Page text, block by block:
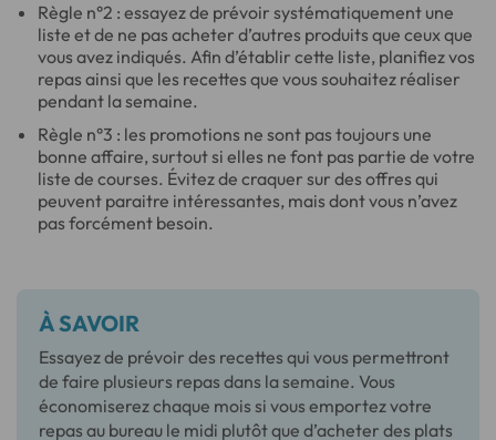
Règle n°2 : essayez de prévoir systématiquement une
liste et de ne pas acheter d’autres produits que ceux que
vous avez indiqués. Afin d’établir cette liste, planifiez vos
repas ainsi que les recettes que vous souhaitez réaliser
pendant la semaine.
Règle n°3 : les promotions ne sont pas toujours une
bonne affaire, surtout si elles ne font pas partie de votre
liste de courses. Évitez de craquer sur des offres qui
peuvent paraitre intéressantes, mais dont vous n’avez
pas forcément besoin.
À SAVOIR
Essayez de prévoir des recettes qui vous permettront
de faire plusieurs repas dans la semaine. Vous
économiserez chaque mois si vous emportez votre
repas au bureau le midi plutôt que d’acheter des plats